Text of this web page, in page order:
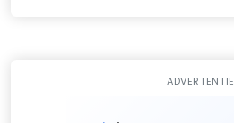
ADVERTENTIE